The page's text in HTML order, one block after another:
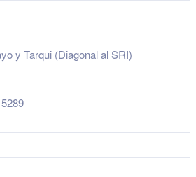
y Tarqui (Diagonal al SRI)